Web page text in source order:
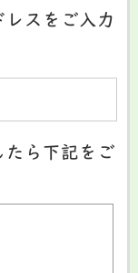
スをご入力
たら下記をご